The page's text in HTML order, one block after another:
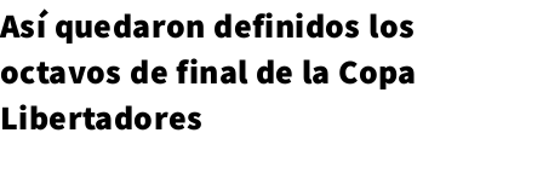
Así quedaron definidos los
octavos de final de la Copa
Libertadores